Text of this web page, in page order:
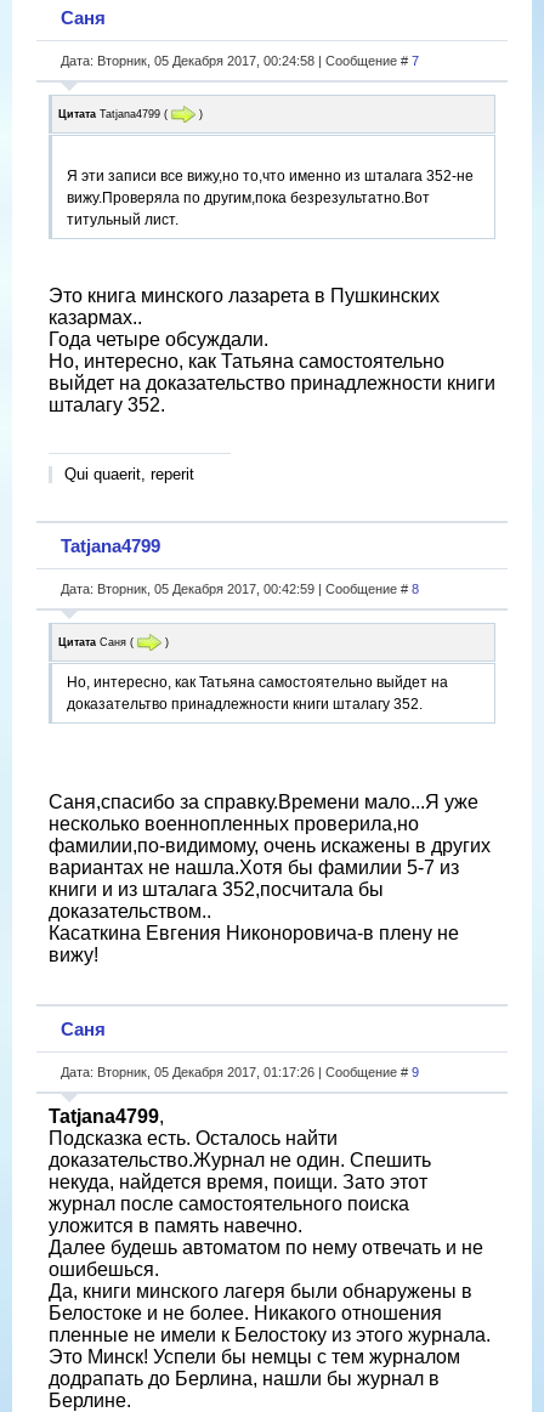
Саня
Дата: Вторник, 05 Декабря 2017, 00:24:58 | Сообщение # 7
Цитата Tatjana4799 ( )
Я эти записи все вижу,но то,что именно из шталага 352-не
вижу.Проверяла по другим,пока безрезультатно.Вот
титульный лист.
Это книга минского лазарета в Пушкинских
казармах..
Года четыре обсуждали.
Но, интересно, как Татьяна самостоятельно
выйдет на доказательство принадлежности книги
шталагу 352.
Qui quaerit, reperit
Tatjana4799
Дата: Вторник, 05 Декабря 2017, 00:42:59 | Сообщение # 8
Цитата Саня ( )
Но, интересно, как Татьяна самостоятельно выйдет на
доказательтво принадлежности книги шталагу 352.
Саня,спасибо за справку.Времени мало...Я уже
несколько военнопленных проверила,но
фамилии,по-видимому, очень искажены в других
вариантах не нашла.Хотя бы фамилии 5-7 из
книги и из шталага 352,посчитала бы
доказательством..
Касаткина Евгения Никоноровича-в плену не
вижу!
Саня
Дата: Вторник, 05 Декабря 2017, 01:17:26 | Сообщение # 9
Tatjana4799,
Подсказка есть. Осталось найти
доказательство.Журнал не один. Спешить
некуда, найдется время, поищи. Зато этот
журнал после самостоятельного поиска
уложится в память навечно.
Далее будешь автоматом по нему отвечать и не
ошибешься.
Да, книги минского лагеря были обнаружены в
Белостоке и не более. Никакого отношения
пленные не имели к Белостоку из этого журнала.
Это Минск! Успели бы немцы с тем журналом
додрапать до Берлина, нашли бы журнал в
Берлине.